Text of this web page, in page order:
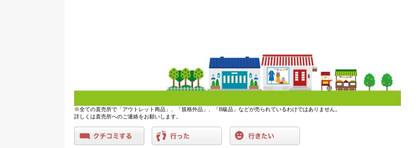
※全ての直売所で「アウトレット商品」、「規格外品」、「B級品」などが売られているわけではありません。
詳しくは直売所へのご連絡をお願いします。